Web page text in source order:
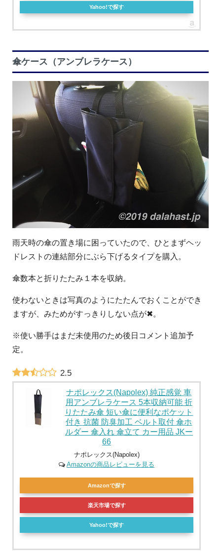
Yahoo!で探す
傘ケース（アンブレラケース）
雨天時の傘の置き場に困っていたので、ひとまずヘッ
ドレストの連結部分にぶら下げるタイプを購入。
傘数本と折りたたみ１本を収納。
使わないときは写真のようにたたんでおくことができ
ますが、みためがすっきりしない点が✖。
※使い勝手はまだ未使用のため後日コメント追加予
定。
2.5
ナポレックス(Napolex) 純正感覚 車
用アンブレラケース 5本収納可能 折
りたたみ傘 短い傘に便利なポケット
付き 抗菌 防臭加工 ベルト取付 傘ホ
ルダー 傘入れ 傘立て カー用品 JKー
66
ナポレックス(Napolex)
Amazonの商品レビューを見る
Amazonで探す
楽天市場で探す
Yahoo!で探す